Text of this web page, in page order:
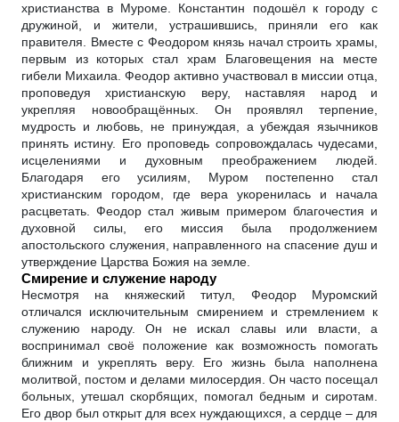
христианства в Муроме. Константин подошёл к городу с
дружиной, и жители, устрашившись, приняли его как
правителя. Вместе с Феодором князь начал строить храмы,
первым из которых стал храм Благовещения на месте
гибели Михаила. Феодор активно участвовал в миссии отца,
проповедуя христианскую веру, наставляя народ и
укрепляя новообращённых. Он проявлял терпение,
мудрость и любовь, не принуждая, а убеждая язычников
принять истину. Его проповедь сопровождалась чудесами,
исцелениями и духовным преображением людей.
Благодаря его усилиям, Муром постепенно стал
христианским городом, где вера укоренилась и начала
расцветать. Феодор стал живым примером благочестия и
духовной силы, его миссия была продолжением
апостольского служения, направленного на спасение душ и
утверждение Царства Божия на земле.
Смирение и служение народу
Несмотря на княжеский титул, Феодор Муромский
отличался исключительным смирением и стремлением к
служению народу. Он не искал славы или власти, а
воспринимал своё положение как возможность помогать
ближним и укреплять веру. Его жизнь была наполнена
молитвой, постом и делами милосердия. Он часто посещал
больных, утешал скорбящих, помогал бедным и сиротам.
Его двор был открыт для всех нуждающихся, а сердце – для